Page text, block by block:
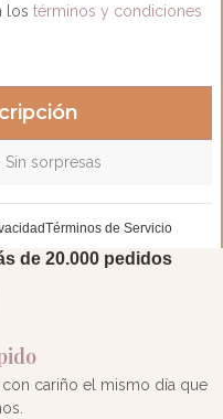
los términos y condiciones
· Sin sorpresas
Términos de Servicio
de 20.000 pedidos
cariño el mismo día que